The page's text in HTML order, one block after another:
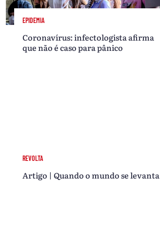
EPIDEMIA
Coronavírus: infectologista afirma
que não é caso para pânico
REVOLTA
Artigo | Quando o mundo se levanta